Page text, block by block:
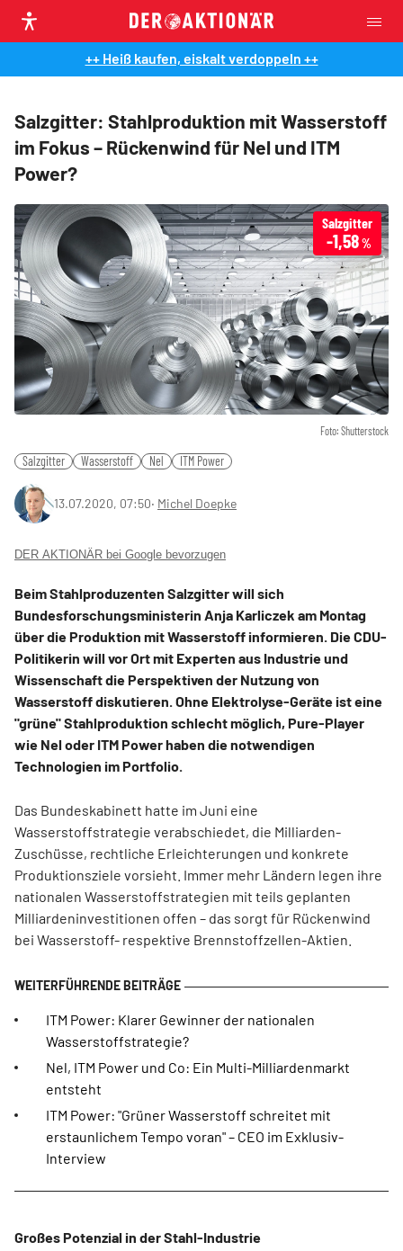
++ Heiß kaufen, eiskalt verdoppeln ++
Salzgitter: Stahlproduktion mit Wasserstoff
im Fokus – Rückenwind für Nel und ITM
Power?
Foto: Shutterstock
Salzgitter
-1,58%
Salzgitter Wasserstoff Nel ITM Power
13.07.2020, 07:50‧ Michel Doepke
DER AKTIONÄR bei Google bevorzugen
Beim Stahlproduzenten Salzgitter will sich
Bundesforschungsministerin Anja Karliczek am Montag
über die Produktion mit Wasserstoff informieren. Die CDU-
Politikerin will vor Ort mit Experten aus Industrie und
Wissenschaft die Perspektiven der Nutzung von
Wasserstoff diskutieren. Ohne Elektrolyse-Geräte ist eine
"grüne" Stahlproduktion schlecht möglich, Pure-Player
wie Nel oder ITM Power haben die notwendigen
Technologien im Portfolio.
Das Bundeskabinett hatte im Juni eine
Wasserstoffstrategie verabschiedet, die Milliarden-
Zuschüsse, rechtliche Erleichterungen und konkrete
Produktionsziele vorsieht. Immer mehr Ländern legen ihre
nationalen Wasserstoffstrategien mit teils geplanten
Milliardeninvestitionen offen – das sorgt für Rückenwind
bei Wasserstoff- respektive Brennstoffzellen-Aktien.
ITM Power: Klarer Gewinner der nationalen
Wasserstoffstrategie?
Nel, ITM Power und Co: Ein Multi-Milliardenmarkt
entsteht
ITM Power: "Grüner Wasserstoff schreitet mit
erstaunlichem Tempo voran" – CEO im Exklusiv-
Interview
Großes Potenzial in der Stahl-Industrie